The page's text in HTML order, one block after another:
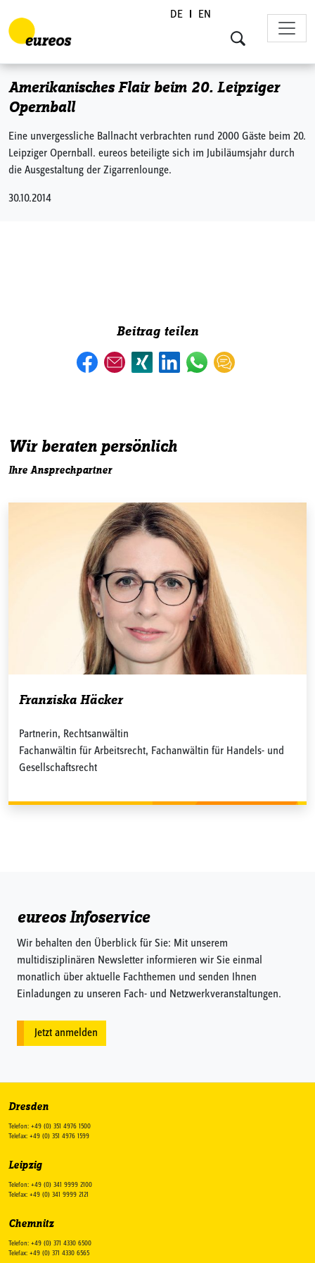
Skip to content
DE EN
Amerikanisches Flair beim 20. Leipziger
Opernball
Eine unvergessliche Ballnacht verbrachten rund 2000 Gäste beim 20.
Leipziger Opernball. eureos beteiligte sich im Jubiläumsjahr durch
die Ausgestaltung der Zigarrenlounge.
30.10.2014
Beitrag teilen
Wir beraten persönlich
Ihre Ansprechpartner
Franziska Häcker
Partnerin, Rechtsanwältin
Fachanwältin für Arbeitsrecht, Fachanwältin für Handels- und
Gesellschaftsrecht
eureos Infoservice
Wir behalten den Überblick für Sie: Mit unserem
multidisziplinären Newsletter informieren wir Sie einmal
monatlich über aktuelle Fachthemen und senden Ihnen
Einladungen zu unseren Fach- und Netzwerkveranstaltungen.
Jetzt anmelden
Dresden
Telefon: +49 (0) 351 4976 1500
Telefax: +49 (0) 351 4976 1599
Leipzig
Telefon: +49 (0) 341 9999 2100
Telefax: +49 (0) 341 9999 2121
Chemnitz
Telefon: +49 (0) 371 4330 6500
Telefax: +49 (0) 371 4330 6565